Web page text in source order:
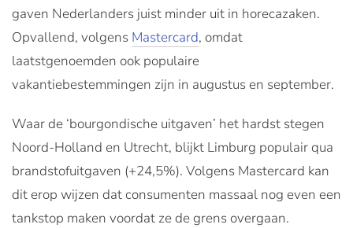
gaven Nederlanders juist minder uit in horecazaken.
Opvallend, volgens Mastercard, omdat
laatstgenoemden ook populaire
vakantiebestemmingen zijn in augustus en september.
Waar de ‘bourgondische uitgaven’ het hardst stegen
Noord-Holland en Utrecht, blijkt Limburg populair qua
brandstofuitgaven (+24,5%). Volgens Mastercard kan
dit erop wijzen dat consumenten massaal nog even een
tankstop maken voordat ze de grens overgaan.